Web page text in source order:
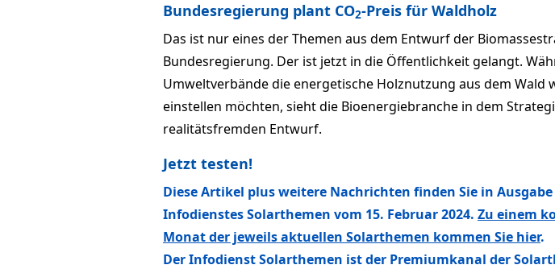
Bundesregierung plant CO2-Preis für Waldholz
Das ist nur eines der Themen aus dem Entwurf der
Bundesregierung. Der ist jetzt in die Öffentlichkeit gelangt.
Umweltverbände die energetische Holznutzung aus dem Wald
einstellen möchten, sieht die Bioenergiebranche in dem
realitätsfremden Entwurf.
Jetzt testen!
Diese Artikel plus weitere Nachrichten finden Sie in Ausgabe
Infodienstes Solarthemen vom 15. Februar 2024. Zu einem
Monat der jeweils aktuellen Solarthemen kommen Sie hier.
Der Infodienst Solarthemen ist der Premiumkanal der